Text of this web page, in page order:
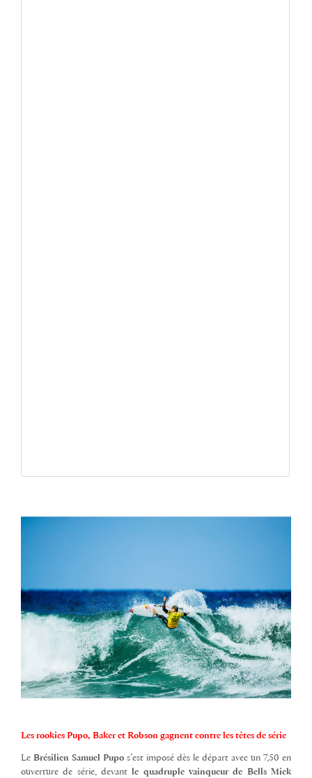
Les rookies Pupo, Baker et Robson gagnent contre les têtes de série
Le Brésilien Samuel Pupo s’est imposé dès le départ avec un 7,50 en
ouverture de série, devantle quadruple vainqueur de Bells Mick